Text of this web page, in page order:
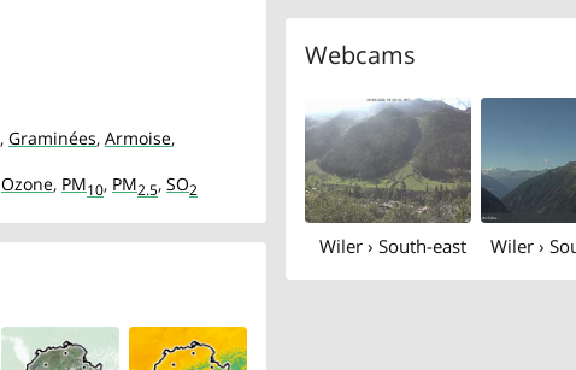
, Graminées, Armoise,
Ozone, PM10, PM2.5, SO2
Webcams
Wiler › South-east